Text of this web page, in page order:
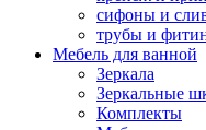
сифоны и
трубы и
Мебель для ванной
Зеркала
Зеркальные
Комплекты